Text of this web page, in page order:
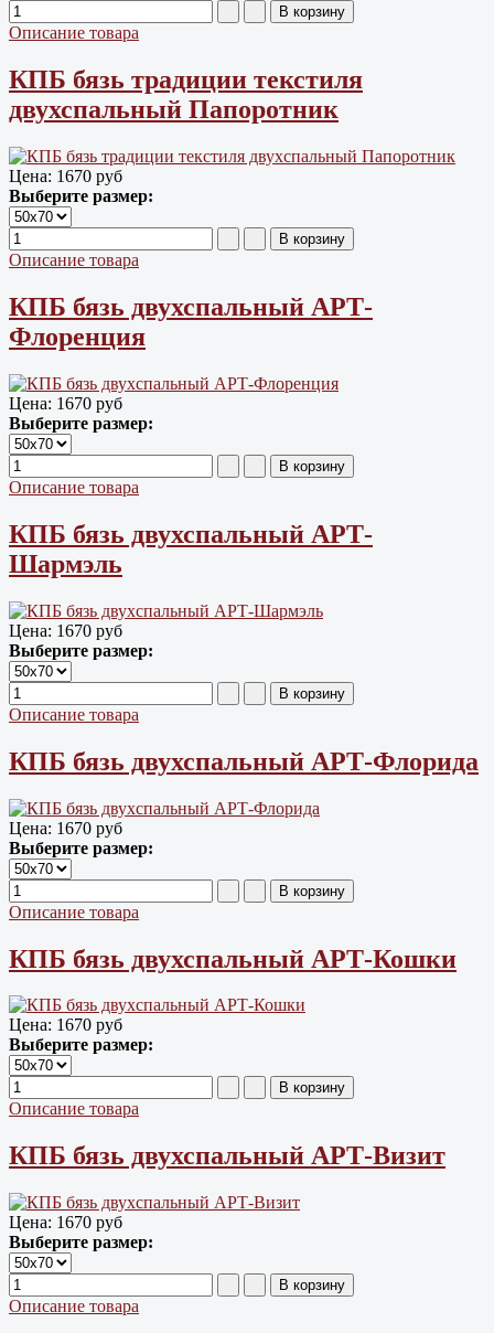
Описание товара
КПБ бязь традиции текстиля
двухспальный Папоротник
Цена: 1670 руб
Выберите размер:
Описание товара
КПБ бязь двухспальный АРТ-
Флоренция
Цена: 1670 руб
Выберите размер:
Описание товара
КПБ бязь двухспальный АРТ-
Шармэль
Цена: 1670 руб
Выберите размер:
Описание товара
КПБ бязь двухспальный АРТ-Флорида
Цена: 1670 руб
Выберите размер:
Описание товара
КПБ бязь двухспальный АРТ-Кошки
Цена: 1670 руб
Выберите размер:
Описание товара
КПБ бязь двухспальный АРТ-Визит
Цена: 1670 руб
Выберите размер:
Описание товара